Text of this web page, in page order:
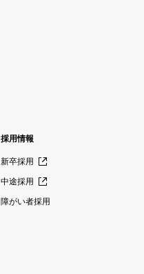
採用情報
新卒採用
中途採用
障がい者採用